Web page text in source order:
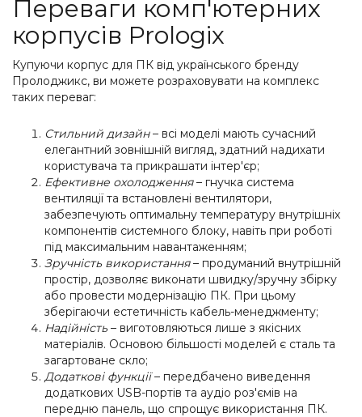
Переваги комп'ютерних
корпусів Prologix
Купуючи корпус для ПК від українського бренду
Пролоджикс, ви можете розраховувати на комплекс
таких переваг:
Стильний дизайн– всі моделі мають сучасний
елегантний зовнішній вигляд, здатний надихати
користувача та прикрашати інтер'єр;
Ефективне охолодження– гнучка система
вентиляції та встановлені вентилятори,
забезпечують оптимальну температуру внутрішніх
компонентів системного блоку, навіть при роботі
під максимальним навантаженням;
Зручність використання– продуманий внутрішній
простір, дозволяє виконати швидку/зручну збірку
або провести модернізацію ПК. При цьому
зберігаючи естетичність кабель-менеджменту;
Надійність – виготовляються лише з якісних
матеріалів. Основою більшості моделей є сталь та
загартоване скло;
Додаткові функції– передбачено виведення
додаткових USB-портів та аудіо роз'ємів на
передню панель, що спрощує використання ПК.